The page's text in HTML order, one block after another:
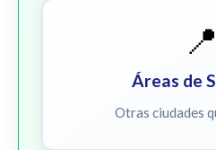
📍
Áreas de
Otras ciudades